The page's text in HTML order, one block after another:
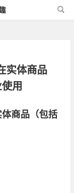
实体商品
用
商品（包括